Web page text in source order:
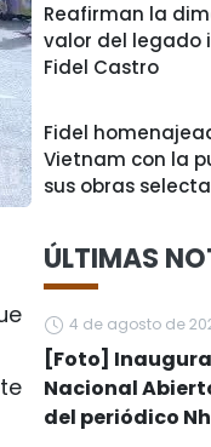
Reafirman la
valor del legado
Fidel Castro
Fidel
Vietnam con la
sus obras
ÚLTIMAS
4 de agosto de
[Foto]
Nacional
del periódico